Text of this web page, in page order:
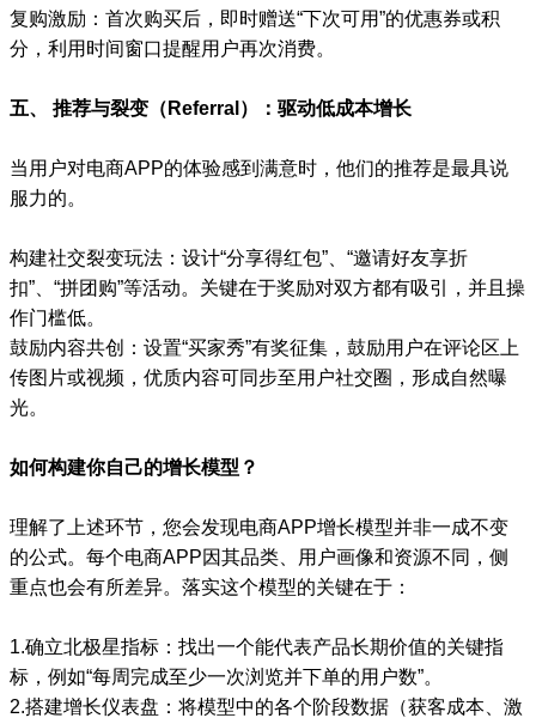
复购激励：首次购买后，即时赠送“下次可用”的优惠券或积
分，利用时间窗口提醒用户再次消费。
五、 推荐与裂变（Referral）：驱动低成本增长
当用户对电商APP的体验感到满意时，他们的推荐是最具说
服力的。
构建社交裂变玩法：设计“分享得红包”、“邀请好友享折
扣”、“拼团购”等活动。关键在于奖励对双方都有吸引，并且操
作门槛低。
鼓励内容共创：设置“买家秀”有奖征集，鼓励用户在评论区上
传图片或视频，优质内容可同步至用户社交圈，形成自然曝
光。
如何构建你自己的增长模型？
理解了上述环节，您会发现电商APP增长模型并非一成不变
的公式。每个电商APP因其品类、用户画像和资源不同，侧
重点也会有所差异。落实这个模型的关键在于：
1.确立北极星指标：找出一个能代表产品长期价值的关键指
标，例如“每周完成至少一次浏览并下单的用户数”。
2.搭建增长仪表盘：将模型中的各个阶段数据（获客成本、激